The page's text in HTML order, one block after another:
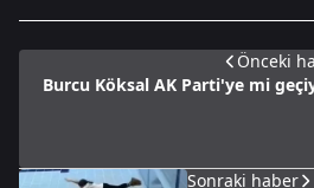
Önceki
Burcu Köksal AK Parti'ye mi
Sonraki haber